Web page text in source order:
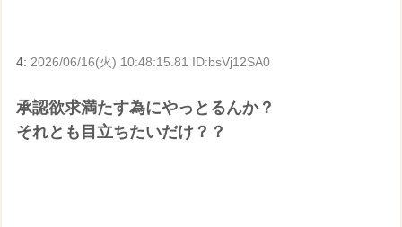
4: 2026/06/16(火) 10:48:15.81 ID:bsVj12SA0
承認欲求満たす為にやっとるんか？
それとも目立ちたいだけ？？